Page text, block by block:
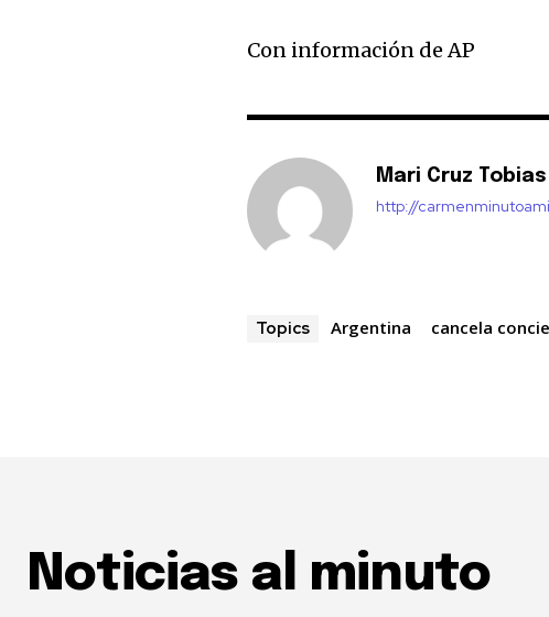
Con información de AP
Mari Cruz Tobias
http://
Topics Argentina cancela
Noticias al minuto